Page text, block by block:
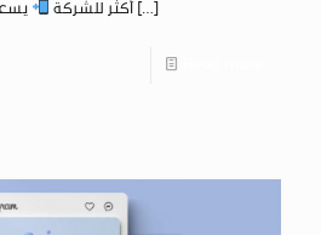
أكثر للشركة